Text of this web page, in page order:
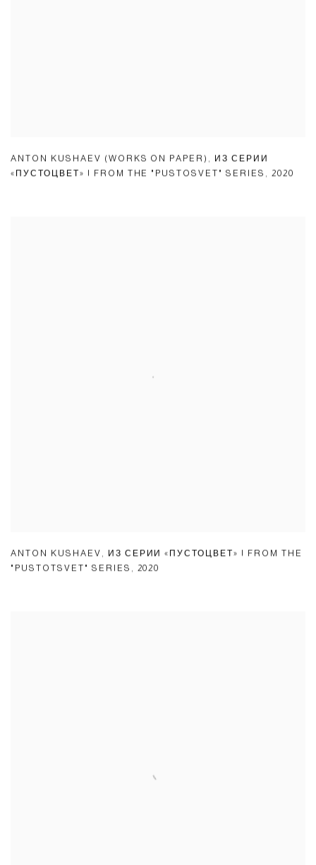
ANTON KUSHAEV (WORKS ON PAPER) , ИЗ СЕРИИ
«ПУСТОЦВЕТ» | FROM THE "PUSTOSVET" SERIES , 2020
ANTON KUSHAEV , ИЗ СЕРИИ «ПУСТОЦВЕТ» | FROM THE
"PUSTOTSVET" SERIES , 2020